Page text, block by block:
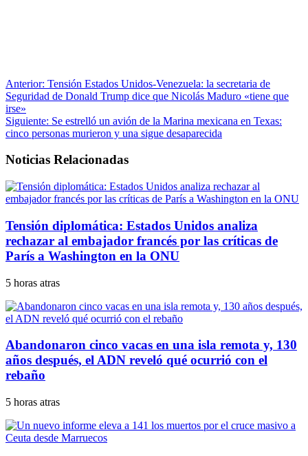
Anterior: Tensión Estados Unidos-Venezuela: la secretaria de
Seguridad de Donald Trump dice que Nicolás Maduro «tiene que
irse»
Siguiente: Se estrelló un avión de la Marina mexicana en Texas:
cinco personas murieron y una sigue desaparecida
Noticias Relacionadas
Tensión diplomática: Estados Unidos analiza
rechazar al embajador francés por las críticas de
París a Washington en la ONU
5 horas atras
Abandonaron cinco vacas en una isla remota y, 130
años después, el ADN reveló qué ocurrió con el
rebaño
5 horas atras